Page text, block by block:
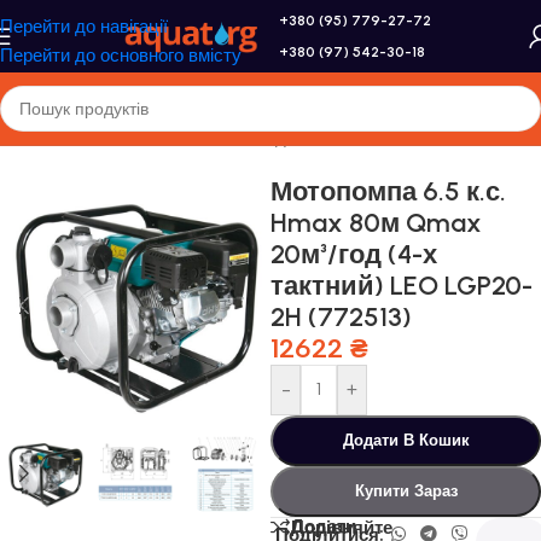
Перейти до навігації
Перейти до основного вмісту
+380 (95) 779-27-72
+380 (97) 542-30-18
Головна/Насоси та насосне обладнання/Мотопомпі
Мотопомпа 6.5 к.с.
Hmax 80м Qmax
20м³/год (4-х
тактний) LEO LGP20-
2H (772513)
12622 ₴
- +
Додати В Кошик
Купити Зараз
Порівняйте
Додати
Поділитися: